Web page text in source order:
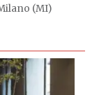
(MI)